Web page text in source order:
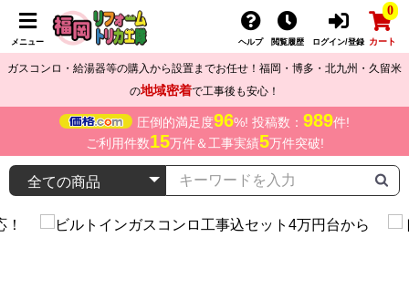
メニュー ヘルプ 閲覧履歴 ログイン/登録
0
カート
ガスコンロ・給湯器等の購入から設置までお任せ！福岡・博多・北九州・久留米
の地域密着で工事後も安心！
圧倒的満足度96%! 投稿数： 989件!
ご利用件数15万件＆工事実績5万件突破!